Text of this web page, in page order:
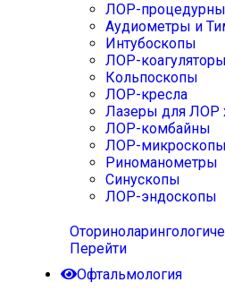
ЛОР-
Аудиометры и
Интубоскопы
ЛОР-коагуляторы
Кольпоскопы
ЛОР-кресла
Лазеры для ЛОР
ЛОР-комбайны
ЛОР-микроскопы
Риноманометры
Синускопы
ЛОР-эндоскопы
Перейти
Офтальмология